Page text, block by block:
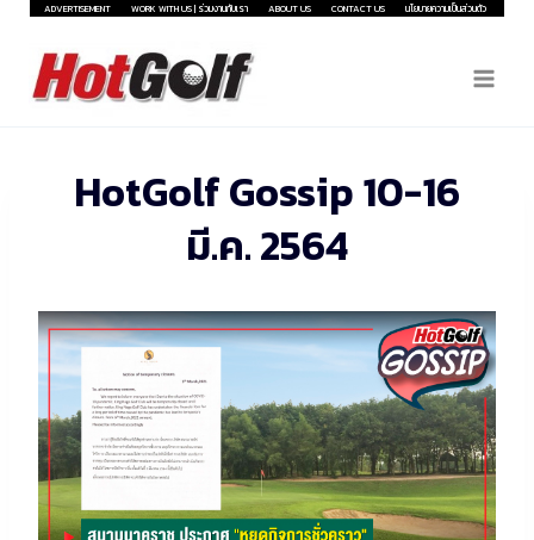
Skip
content
ADVERTISEMENT WORK WITH US | ร่วมงานกับเรา ABOUT US CONTACT US นโยบายความเป็นส่วนตัว
HotGolf Gossip 10-16
มี.ค. 2564